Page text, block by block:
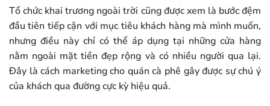
Tổ chức khai trương ngoài trời cũng được xem là bước đệm
đầu tiên tiếp cận với mục tiêu khách hàng mà mình muốn,
nhưng điều này chỉ có thể áp dụng tại những cửa hàng
nằm ngoài mặt tiền đẹp rộng và có nhiều người qua lại.
Đây là cách marketing cho quán cà phê gây được sự chú ý
của khách qua đường cực kỳ hiệu quả.